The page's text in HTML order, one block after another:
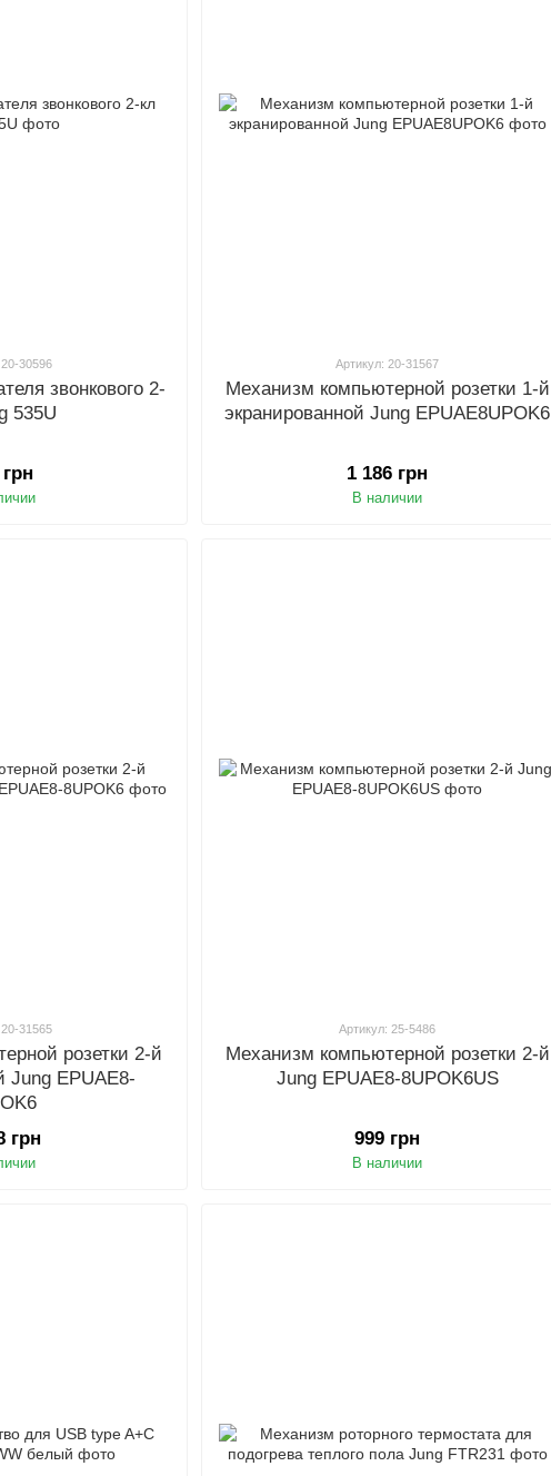
30596
звонкового 2-
535U
Артикул: 20-31567
Механизм компьютерной розетки 1-й
экранированной Jung EPUAE8UPOK6
1 186 грн
В наличии
31565
розетки 2-й
Jung EPUAE8-
грн
Артикул: 25-5486
Механизм компьютерной розетки 2-й
Jung EPUAE8-8UPOK6US
999 грн
В наличии